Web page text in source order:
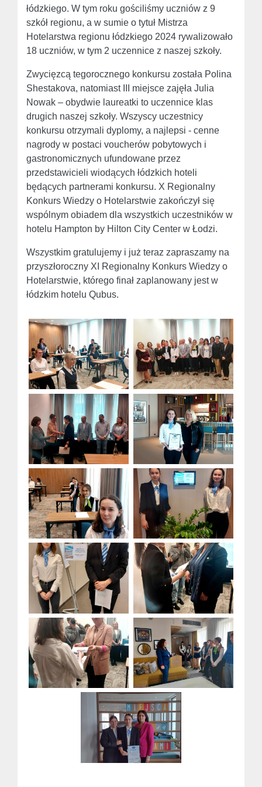
łódzkiego. W tym roku gościliśmy uczniów z 9
szkół regionu, a w sumie o tytuł Mistrza
Hotelarstwa regionu łódzkiego 2024 rywalizowało
18 uczniów, w tym 2 uczennice z naszej szkoły.
Zwycięzcą tegorocznego konkursu została Polina
Shestakova, natomiast III miejsce zajęła Julia
Nowak – obydwie laureatki to uczennice klas
drugich naszej szkoły. Wszyscy uczestnicy
konkursu otrzymali dyplomy, a najlepsi - cenne
nagrody w postaci voucherów pobytowych i
gastronomicznych ufundowane przez
przedstawicieli wiodących łódzkich hoteli
będących partnerami konkursu. X Regionalny
Konkurs Wiedzy o Hotelarstwie zakończył się
wspólnym obiadem dla wszystkich uczestników w
hotelu Hampton by Hilton City Center w Łodzi.
Wszystkim gratulujemy i już teraz zapraszamy na
przyszłoroczny XI Regionalny Konkurs Wiedzy o
Hotelarstwie, którego finał zaplanowany jest w
łódzkim hotelu Qubus.